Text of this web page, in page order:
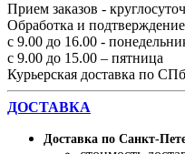
Прием заказов -
Обработка и подтверждение
с 9.00 до 16.00 -
с 9.00 до 15.00 – пятница
Курьерская доставка по
ДОСТАВКА
Доставка по Санкт-